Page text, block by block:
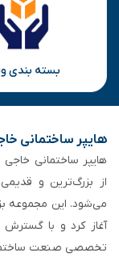
بسته بندی
هایپر ساختمانی
از بزرگ‌ترین و
می‌شود. این مجموعه
آغاز کرد و با گسترش
تخصصی صنعت